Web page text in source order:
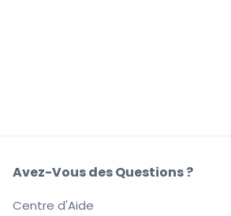
Avez-Vous des Questions ?
Centre d'Aide